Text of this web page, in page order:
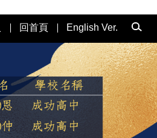
回首頁 English Ver.